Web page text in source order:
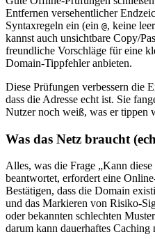
Entfernen versehentlicher
Syntaxregeln ein (ein @, keine
kannst auch unsichtbare Copy/
freundliche Vorschläge für eine
Domain‑Tippfehler anbieten.
Diese Prüfungen verbessern die
dass die Adresse echt ist. Sie
Nutzer noch weiß, was er tippen
Was das Netz braucht
Alles, was die Frage „Kann
beantwortet, erfordert eine
Bestätigen, dass die Domain
und das Markieren von
oder bekannten schlechten
darum kann dauerhaftes Caching